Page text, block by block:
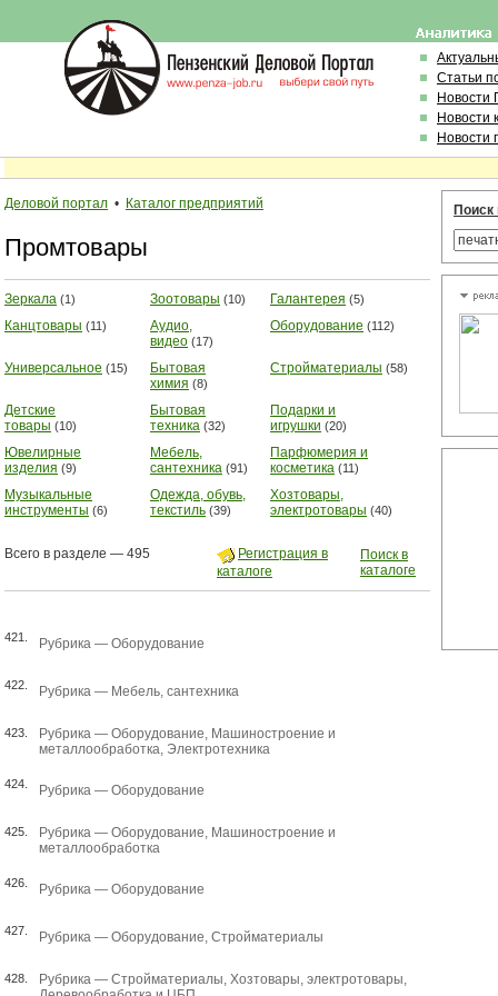
Статьи
Новости
Новости
Новости
Деловой портал • Каталог предприятий
Промтовары
Зеркала (1) Зоотовары (10) Галантерея (5)
Канцтовары (11)
Аудио,
видео (17)
Оборудование (112)
Универсальное (15)
Бытовая
химия (8)
Стройматериалы (58)
Детские
товары (10)
Бытовая
техника (32)
Подарки и
игрушки (20)
Ювелирные
изделия (9)
Мебель,
сантехника (91)
Парфюмерия и
косметика (11)
Музыкальные
инструменты (6)
Одежда, обувь,
текстиль (39)
Хозтовары,
электротовары (40)
Всего в разделе — 495
Регистрация в
каталоге
Поиск в
каталоге
421. Рубрика — Оборудование
422. Рубрика — Мебель, сантехника
423. Рубрика — Оборудование, Машиностроение и
металлообработка, Электротехника
424. Рубрика — Оборудование
425. Рубрика — Оборудование, Машиностроение и
металлообработка
426. Рубрика — Оборудование
427. Рубрика — Оборудование, Стройматериалы
428. Рубрика — Стройматериалы, Хозтовары, электротовары,
Поиск